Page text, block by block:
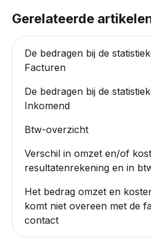
Gerelateerde
De bedragen bij de
Facturen
De bedragen bij de
Inkomend
Btw-overzicht
Verschil in omzet en/of
resultatenrekening en in
Het bedrag omzet en
komt niet overeen met de
contact